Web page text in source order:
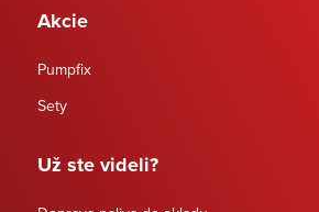
Akcie
Pumpfix
Sety
Už ste videli?